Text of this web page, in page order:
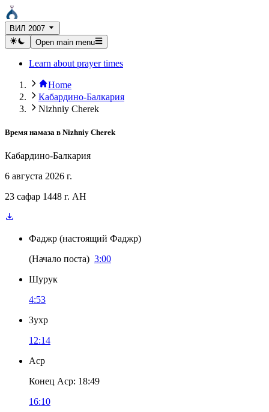
ВИЛ 2007
Open main menu
Learn about prayer times
Home
Кабардино-Балкария
Nizhniy Cherek
Время намаза в Nizhniy Cherek
Кабардино-Балкария
6 августа 2026 г.
23 сафар 1448 г. AH
Фаджр (настоящий Фаджр)
(Начало поста) 3:00
Шурук
4:53
Зухр
12:14
Аср
Конец Аср: 18:49
16:10